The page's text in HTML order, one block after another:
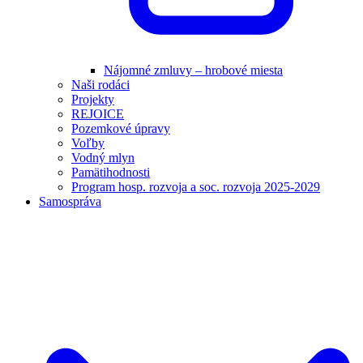
Nájomné zmluvy – hrobové miesta
Naši rodáci
Projekty
REJOICE
Pozemkové úpravy
Voľby
Vodný mlyn
Pamätihodnosti
Program hosp. rozvoja a soc. rozvoja 2025-2029
Samospráva